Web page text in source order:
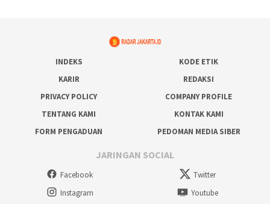
INDEKS
KODE ETIK
KARIR
REDAKSI
PRIVACY POLICY
COMPANY PROFILE
TENTANG KAMI
KONTAK KAMI
FORM PENGADUAN
PEDOMAN MEDIA SIBER
JARINGAN SOCIAL
Facebook
Twitter
Instagram
Youtube